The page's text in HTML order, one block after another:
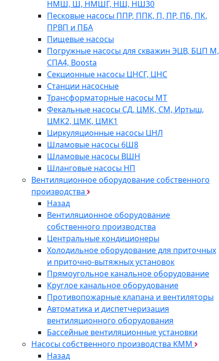
НМШ, Ш, НМШГ, НШ, НШ30
Песковые насосы ППР, ППК, П, ПР, ПБ, ПК,
ПРВП и ПБА
Пищевые насосы
Погружные насосы для скважин ЭЦВ, БЦП М,
СПА4, Boosta
Секционные насосы ЦНСГ, ЦНС
Станции насосные
Трансформаторные насосы МТ
Фекальные насосы СД, ЦМК, СМ, Иртыш,
ЦМК2, ЦМК, ЦМК1
Циркуляционные насосы ЦНЛ
Шламовые насосы 6Ш8
Шламовые насосы ВШН
Шланговые насосы НП
Вентиляционное оборудование собственного
производства
Назад
Вентиляционное оборудование
собственного производства
Центральные кондиционеры
Холодильное оборудование для приточных
и приточно-вытяжных установок
Прямоугольное канальное оборудование
Круглое канальное оборудование
Противопожарные клапана и вентиляторы
Автоматика и диспетчеризация
вентиляционного оборудования
Бассейные вентиляционные установки
Насосы собственного производства KMM
Назад